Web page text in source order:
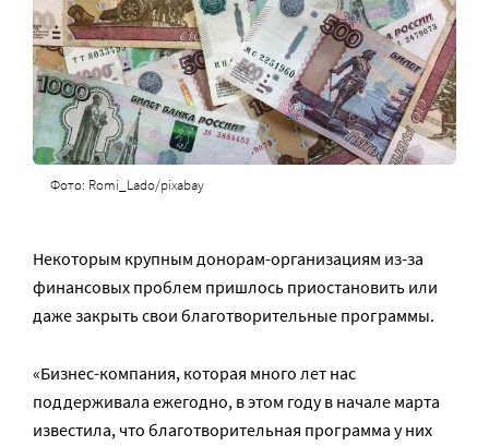
Фото: Romi_Lado/pixabay
Некоторым крупным донорам-организациям из-за
финансовых проблем пришлось приостановить или
даже закрыть свои благотворительные программы.
«Бизнес-компания, которая много лет нас
поддерживала ежегодно, в этом году в начале марта
известила, что благотворительная программа у них